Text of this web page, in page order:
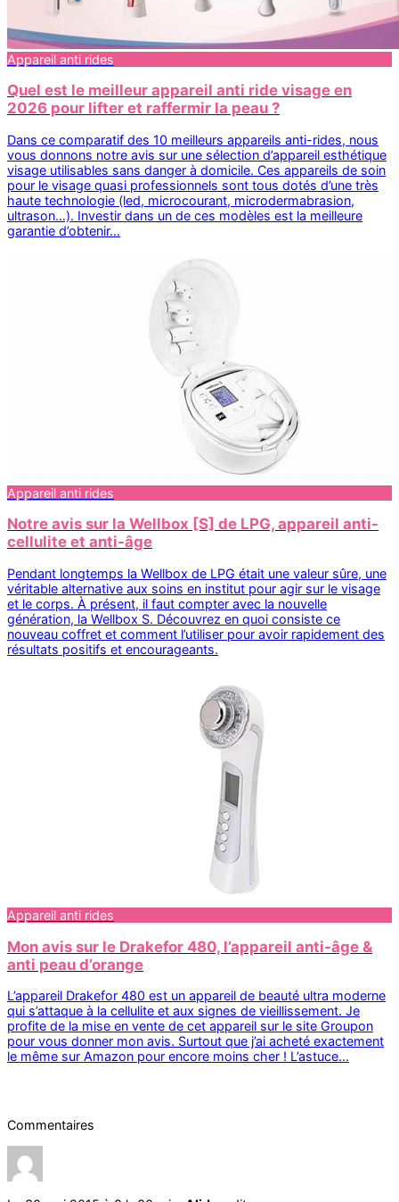
Appareil anti rides
Quel est le meilleur appareil anti ride visage en
2026 pour lifter et raffermir la peau ?
Dans ce comparatif des 10 meilleurs appareils anti-rides, nous
vous donnons notre avis sur une sélection d’appareil esthétique
visage utilisables sans danger à domicile. Ces appareils de soin
pour le visage quasi professionnels sont tous dotés d’une très
haute technologie (led, microcourant, microdermabrasion,
ultrason…). Investir dans un de ces modèles est la meilleure
garantie d’obtenir…
Appareil anti rides
Notre avis sur la Wellbox [S] de LPG, appareil anti-
cellulite et anti-âge
Pendant longtemps la Wellbox de LPG était une valeur sûre, une
véritable alternative aux soins en institut pour agir sur le visage
et le corps. À présent, il faut compter avec la nouvelle
génération, la Wellbox S. Découvrez en quoi consiste ce
nouveau coffret et comment l’utiliser pour avoir rapidement des
résultats positifs et encourageants.
Appareil anti rides
Mon avis sur le Drakefor 480, l’appareil anti-âge &
anti peau d’orange
L’appareil Drakefor 480 est un appareil de beauté ultra moderne
qui s’attaque à la cellulite et aux signes de vieillissement. Je
profite de la mise en vente de cet appareil sur le site Groupon
pour vous donner mon avis. Surtout que j’ai acheté exactement
le même sur Amazon pour encore moins cher ! L’astuce…
Commentaires